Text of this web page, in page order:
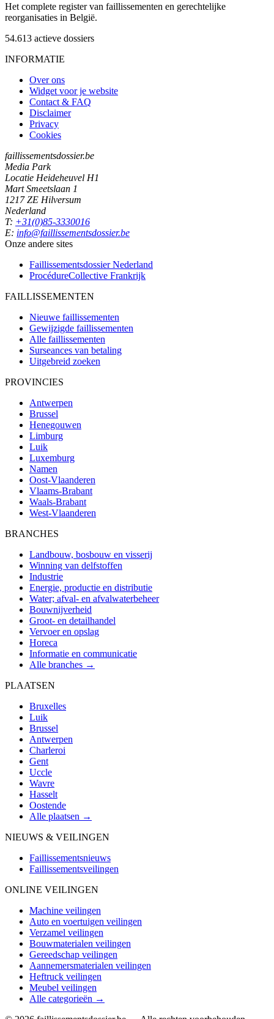
Het complete register van faillissementen en gerechtelijke
reorganisaties in België.
54.613 actieve dossiers
INFORMATIE
Over ons
Widget voor je website
Contact & FAQ
Disclaimer
Privacy
Cookies
faillissementsdossier.be
Media Park
Locatie Heideheuvel H1
Mart Smeetslaan 1
1217 ZE Hilversum
Nederland
T: +31(0)85-3330016
E: info@faillissementsdossier.be
Onze andere sites
Faillissementsdossier Nederland
ProcédureCollective Frankrijk
FAILLISSEMENTEN
Nieuwe faillissementen
Gewijzigde faillissementen
Alle faillissementen
Surseances van betaling
Uitgebreid zoeken
PROVINCIES
Antwerpen
Brussel
Henegouwen
Limburg
Luik
Luxemburg
Namen
Oost-Vlaanderen
Vlaams-Brabant
Waals-Brabant
West-Vlaanderen
BRANCHES
Landbouw, bosbouw en visserij
Winning van delfstoffen
Industrie
Energie, productie en distributie
Water; afval- en afvalwaterbeheer
Bouwnijverheid
Groot- en detailhandel
Vervoer en opslag
Horeca
Informatie en communicatie
Alle branches →
PLAATSEN
Bruxelles
Luik
Brussel
Antwerpen
Charleroi
Gent
Uccle
Wavre
Hasselt
Oostende
Alle plaatsen →
NIEUWS & VEILINGEN
Faillissementsnieuws
Faillissementsveilingen
ONLINE VEILINGEN
Machine veilingen
Auto en voertuigen veilingen
Verzamel veilingen
Bouwmaterialen veilingen
Gereedschap veilingen
Aannemersmaterialen veilingen
Heftruck veilingen
Meubel veilingen
Alle categorieën →